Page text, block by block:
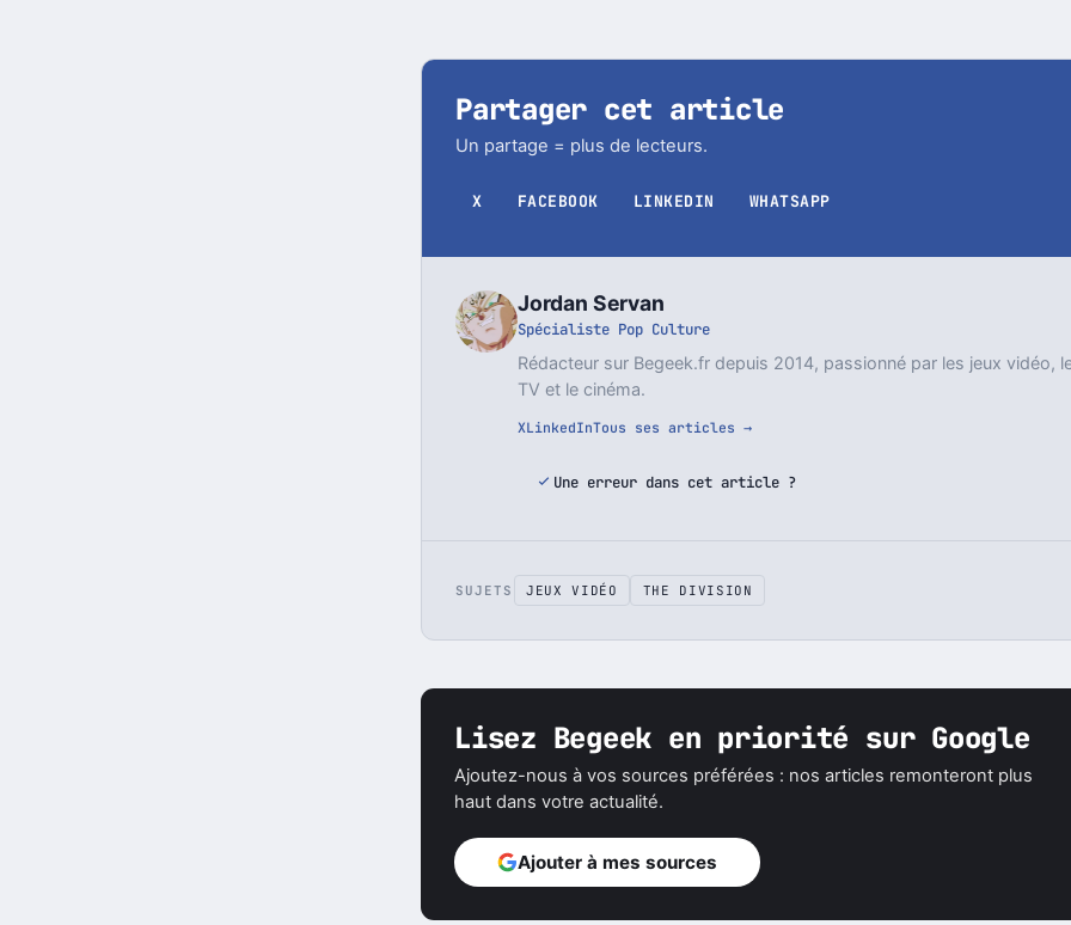
Partager cet article
Un partage = plus de lecteurs.
X FACEBOOK LINKEDIN WHATSAPP
Jordan Servan
Spécialiste Pop Culture
Rédacteur sur Begeek.fr depuis 2014, passionné par les jeux vidéo,
TV et le cinéma.
XLinkedInTous ses articles →
Une erreur dans cet article ?
SUJETS JEUX VIDÉO THE DIVISION
Lisez Begeek en priorité sur Google
Ajoutez-nous à vos sources préférées : nos articles remonteront plus
haut dans votre actualité.
Ajouter à mes sources